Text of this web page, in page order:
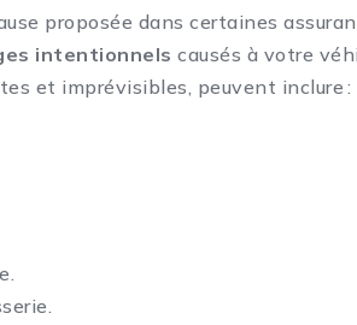
proposée dans certaines
intentionnels causés à votre
et imprévisibles, peuvent inclure :